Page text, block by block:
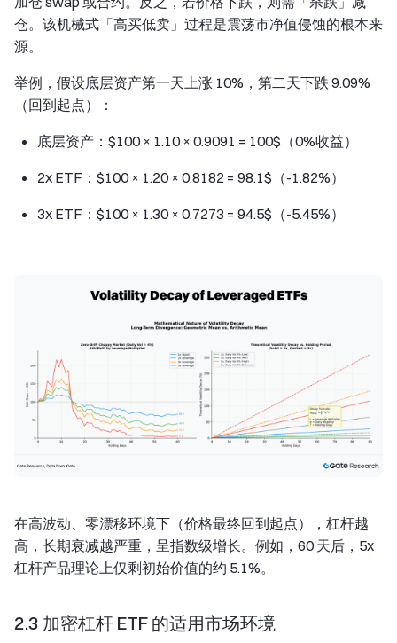
仓。该机械式「高买低卖」过程是震荡市净值侵蚀的根本来
源。
举例，假设底层资产第一天上涨 10%，第二天下跌 9.09%
（回到起点）：
底层资产：$100 × 1.10 × 0.9091 = 100$（0%收益）
2x ETF：$100 × 1.20 × 0.8182 = 98.1$（-1.82%）
3x ETF：$100 × 1.30 × 0.7273 = 94.5$（-5.45%）
在高波动、零漂移环境下（价格最终回到起点），杠杆越
高，长期衰减越严重，呈指数级增长。例如，60 天后，5x
杠杆产品理论上仅剩初始价值的约 5.1%。
2.3 加密杠杆 ETF 的适用市场环境